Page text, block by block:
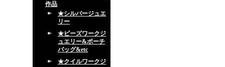
作品
★シルバージュエ
リー
★ビーズワークジ
ュエリー&ポーチ
バッグ&etc
★クイルワークジ